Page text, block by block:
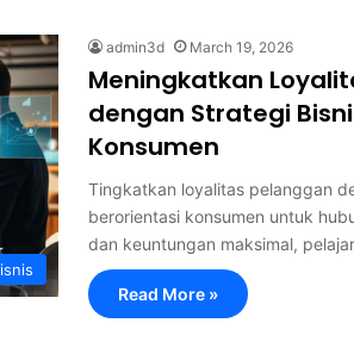
admin3d March 19, 2026
Meningkatkan
dengan Strategi
Konsumen
Tingkatkan loyalitas pelanggan
berorientasi konsumen untuk
dan keuntungan maksimal,
Read More »